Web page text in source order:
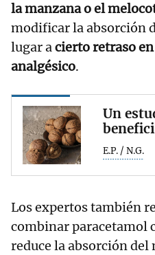
lamanzanao el
modificar la absorción
lugar acierto retraso
analgésico.
Un
E.P. / N.G.
Los expertos también
combinar paracetamol
reduce la absorción del